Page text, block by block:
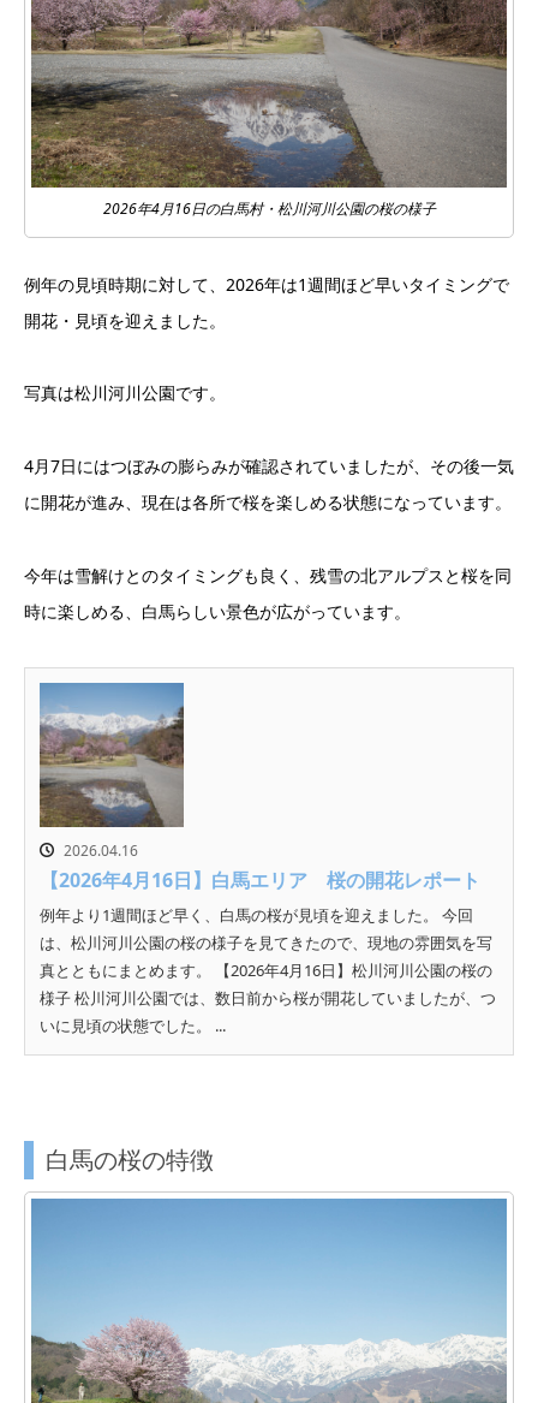
2026年4月16日の白馬村・松川河川公園の桜の様子
例年の見頃時期に対して、2026年は1週間ほど早いタイミングで
開花・見頃を迎えました。
写真は松川河川公園です。
4月7日にはつぼみの膨らみが確認されていましたが、その後一気
に開花が進み、現在は各所で桜を楽しめる状態になっています。
今年は雪解けとのタイミングも良く、残雪の北アルプスと桜を同
時に楽しめる、白馬らしい景色が広がっています。
2026.04.16
【2026年4月16日】白馬エリア 桜の開花レポート
例年より1週間ほど早く、白馬の桜が見頃を迎えました。 今回
は、松川河川公園の桜の様子を見てきたので、現地の雰囲気を写
真とともにまとめます。 【2026年4月16日】松川河川公園の桜の
様子 松川河川公園では、数日前から桜が開花していましたが、つ
いに見頃の状態でした。 ...
白馬の桜の特徴